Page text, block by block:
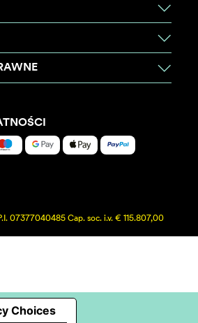
07377040485 Cap. soc. i.v. € 115.807,00
Choices